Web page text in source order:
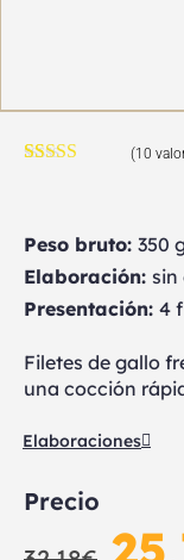
valoraciones
de clientes
(10
Peso bruto: 350
Elaboración: sin
Presentación: 4
Filetes de gallo
una cocción
Elaboraciones
Precio